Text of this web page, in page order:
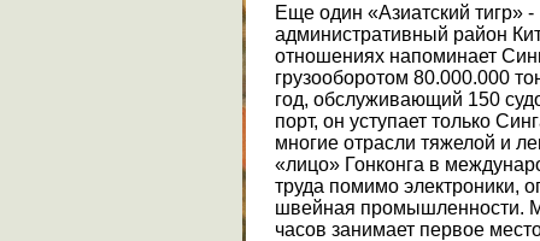
Еще один «Азиатский тигр»
административный район
отношениях напоминает
грузооборотом 80.000.000
год, обслуживающий 150
порт, он уступает только
многие отрасли тяжелой и
«лицо» Гонконга в
труда помимо электроники,
швейная промышленности.
часов занимает первое